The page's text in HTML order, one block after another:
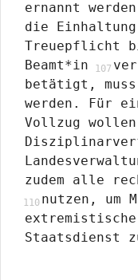
ernannt
die
Treuepflicht
Beamt*in
betätigt,
werden. Für
Vollzug
zudem alle
nutzen, um
Staatsdienst